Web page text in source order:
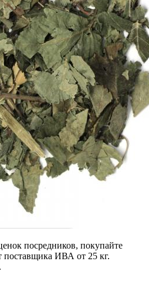
посредников, покупайте
ИВА от 25 кг.